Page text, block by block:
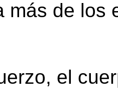
más de los
el